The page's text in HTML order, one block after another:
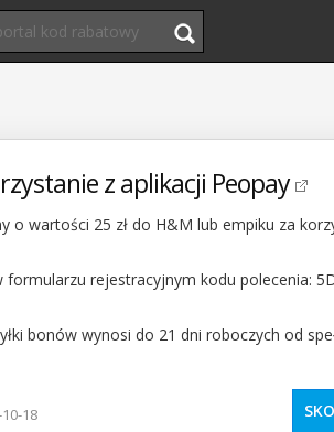
z aplikacji Peopay
o wartości 25 zł do H&M lub empiku za
rejestracyjnym kodu polecenia:
bonów wynosi do 21 dni roboczych od
10-18